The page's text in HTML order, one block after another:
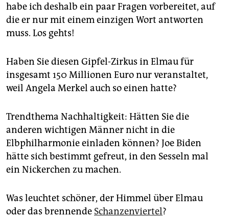
habe ich deshalb ein paar Fragen vorbereitet, auf
die er nur mit einem einzigen Wort antworten
muss. Los gehts!
Haben Sie diesen Gipfel-Zirkus in Elmau für
insgesamt 150 Millionen Euro nur veranstaltet,
weil Angela Merkel auch so einen hatte?
Trendthema Nachhaltigkeit: Hätten Sie die
anderen wichtigen Männer nicht in die
Elbphilharmonie einladen können? Joe Biden
hätte sich bestimmt gefreut, in den Sesseln mal
ein Nickerchen zu machen.
Was leuchtet schöner, der Himmel über Elmau
oder das brennende Schanzenviertel?